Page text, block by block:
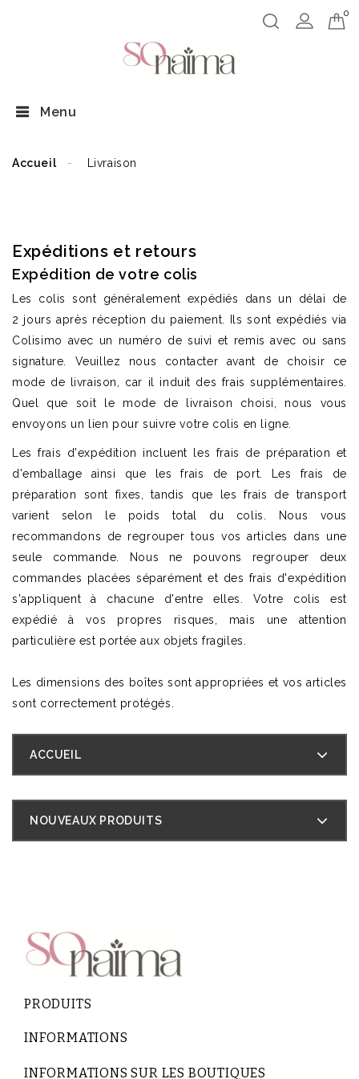
0
Menu
Accueil Livraison
Expéditions et retours
Expédition de votre colis
Les colis sont généralement expédiés dans un délai de
2 jours après réception du paiement. Ils sont expédiés via
Colisimo avec un numéro de suivi et remis avec ou sans
signature. Veuillez nous contacter avant de choisir ce
mode de livraison, car il induit des frais supplémentaires.
Quel que soit le mode de livraison choisi, nous vous
envoyons un lien pour suivre votre colis en ligne.
Les frais d'expédition incluent les frais de préparation et
d'emballage ainsi que les frais de port. Les frais de
préparation sont fixes, tandis que les frais de transport
varient selon le poids total du colis. Nous vous
recommandons de regrouper tous vos articles dans une
seule commande. Nous ne pouvons regrouper deux
commandes placées séparément et des frais d'expédition
s'appliquent à chacune d'entre elles. Votre colis est
expédié à vos propres risques, mais une attention
particulière est portée aux objets fragiles.
Les dimensions des boîtes sont appropriées et vos articles
sont correctement protégés.
ACCUEIL
NOUVEAUX PRODUITS
PRODUITS
INFORMATIONS
INFORMATIONS SUR LES BOUTIQUES